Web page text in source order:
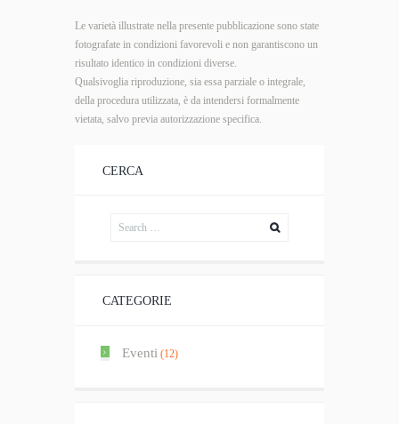
Le varietà illustrate nella presente pubblicazione sono state
fotografate in condizioni favorevoli e non garantiscono un
risultato identico in condizioni diverse.
Qualsivoglia riproduzione, sia essa parziale o integrale,
della procedura utilizzata, è da intendersi formalmente
vietata, salvo previa autorizzazione specifica.
CERCA
CATEGORIE
Eventi(12)